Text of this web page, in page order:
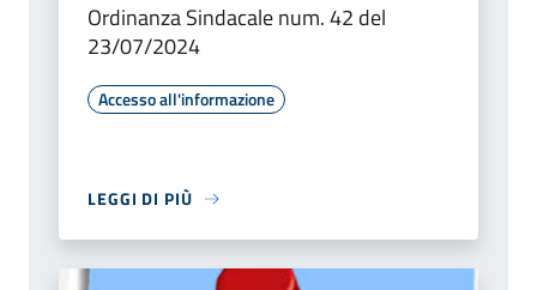
Ordinanza Sindacale num. 42 del
23/07/2024
Accesso all'informazione
LEGGI DI PIÙ